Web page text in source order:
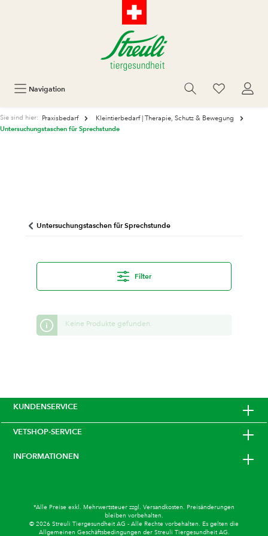
Navigation
Sie sind hier: Praxisbedarf
Kleintierbedarf | Therapie, Schutz & Bewegung
Untersuchungstaschen für Sprechstunde
Untersuchungstaschen für Sprechstunde
Filter
Keine Produkte gefunden.
KUNDENSERVICE
VETSHOP-SERVICE
INFORMATIONEN
*Alle Preise exkl. Mehrwertsteuer zzgl. Versandkosten. Preisänderungen
bleiben vorbehalten.
© 2026 Streuli Tiergesundheit AG - Alle Rechte vorbehalten. Es gelten die
Allgemeinen Geschäftsbedingungen der Streuli Tiergesundheit AG.